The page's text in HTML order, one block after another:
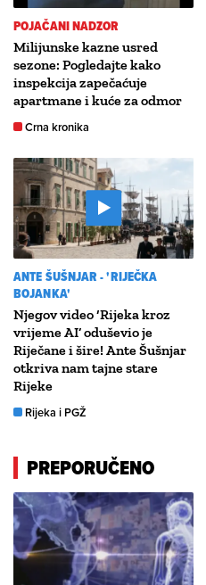
POJAČANI NADZOR
Milijunske kazne usred
sezone: Pogledajte kako
inspekcija zapečaćuje
apartmane i kuće za odmor
Crna kronika
ANTE ŠUŠNJAR - 'RIJEČKA
BOJANKA'
Njegov video ‘Rijeka kroz
vrijeme AI’ oduševio je
Riječane i šire! Ante Šušnjar
otkriva nam tajne stare
Rijeke
Rijeka i PGŽ
PREPORUČENO